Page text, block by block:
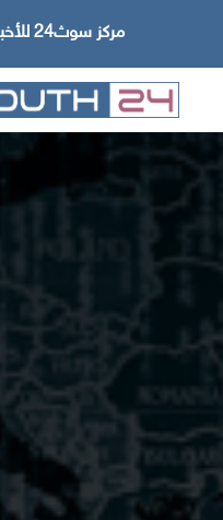
مركز سوث24 للأخبار والدراسات